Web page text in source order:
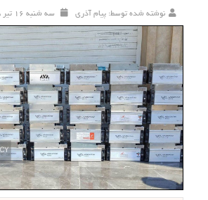
نوشته شده توسط: پیام آذری سه شنبه ۱۶ تير ۱۴۰۵